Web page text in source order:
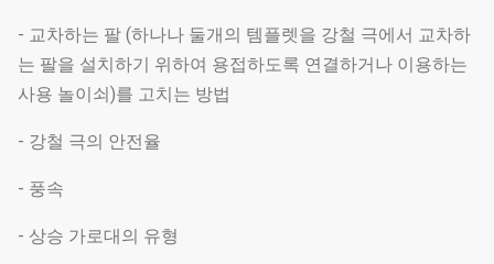
- 교차하는 팔 (하나나 둘개의 템플렛을 강철 극에서 교차하
는 팔을 설치하기 위하여 용접하도록 연결하거나 이용하는
사용 놀이쇠)를 고치는 방법
- 강철 극의 안전율
- 풍속
- 상승 가로대의 유형